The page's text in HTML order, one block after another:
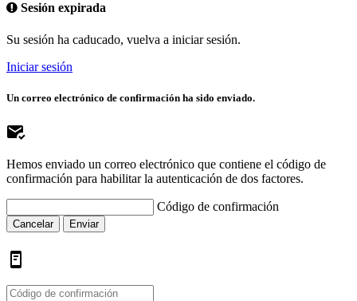
Sesión expirada
Su sesión ha caducado, vuelva a iniciar sesión.
Iniciar sesión
Un correo electrónico de confirmación ha sido enviado.
Hemos enviado un correo electrónico que contiene el código de
confirmación para habilitar la autenticación de dos factores.
Código de confirmación
Cancelar Enviar